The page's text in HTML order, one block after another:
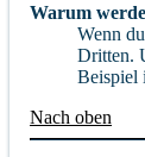
Warum
Wenn
Dritten.
Beispiel
Nach oben